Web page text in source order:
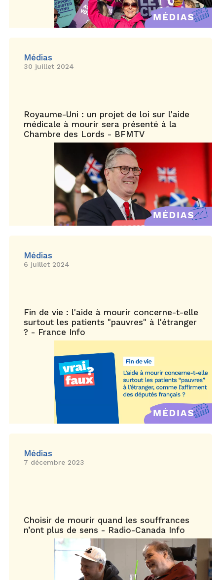
Médias
30 juillet 2024
Royaume-Uni : un projet de loi sur l'aide
médicale à mourir sera présenté à la
Chambre des Lords - BFMTV
Médias
6 juillet 2024
Fin de vie : l'aide à mourir concerne-t-elle
surtout les patients "pauvres" à l'étranger
? - France Info
Médias
7 décembre 2023
Choisir de mourir quand les souffrances
n’ont plus de sens - Radio-Canada Info